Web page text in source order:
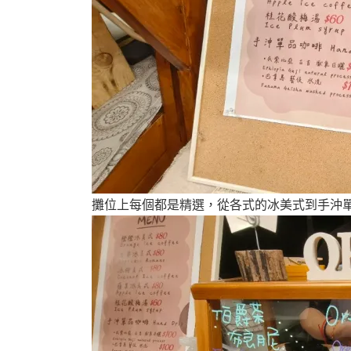
攤位上每個都是精選，從各式的冰美式到手沖